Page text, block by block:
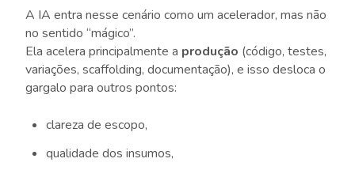
A IA entra nesse cenário como um acelerador, mas não
no sentido “mágico”.
Ela acelera principalmente a produção (código, testes,
variações, scaffolding, documentação), e isso desloca o
gargalo para outros pontos:
clareza de escopo,
qualidade dos insumos,